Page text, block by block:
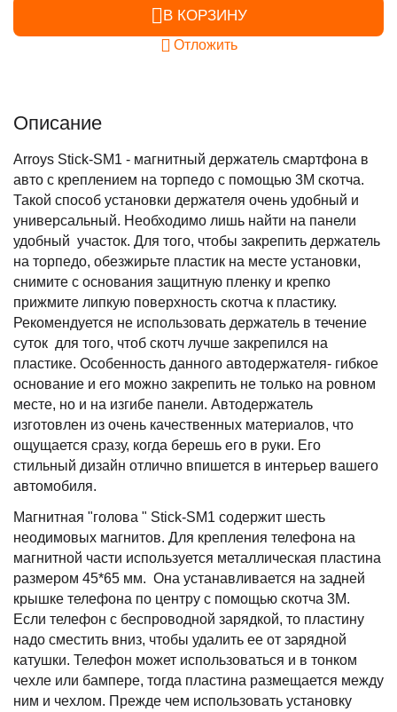
В КОРЗИНУ
Отложить
Описание
Arroys Stick-SM1 - магнитный держатель смартфона в
авто с креплением на торпедо с помощью 3М скотча.
Такой способ установки держателя очень удобный и
универсальный. Необходимо лишь найти на панели
удобный участок. Для того, чтобы закрепить держатель
на торпедо, обезжирьте пластик на месте установки,
снимите с основания защитную пленку и крепко
прижмите липкую поверхность скотча к пластику.
Рекомендуется не использовать держатель в течение
суток для того, чтоб скотч лучше закрепился на
пластике. Особенность данного автодержателя- гибкое
основание и его можно закрепить не только на ровном
месте, но и на изгибе панели. Автодержатель
изготовлен из очень качественных материалов, что
ощущается сразу, когда берешь его в руки. Его
стильный дизайн отлично впишется в интерьер вашего
автомобиля.
Магнитная "голова " Stick-SM1 содержит шесть
неодимовых магнитов. Для крепления телефона на
магнитной части используется металлическая пластина
размером 45*65 мм. Она устанавливается на задней
крышке телефона по центру с помощью скотча 3М.
Если телефон с беспроводной зарядкой, то пластину
надо сместить вниз, чтобы удалить ее от зарядной
катушки. Телефон может использоваться и в тонком
чехле или бампере, тогда пластина размещается между
ним и чехлом. Прежде чем использовать установку